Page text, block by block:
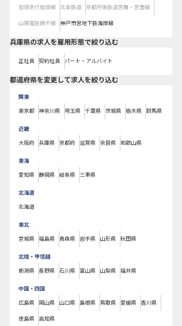
智頭急行智頭線 北条鉄道 京都丹後鉄道宮舞・宮豊線
山陽電鉄網干線 神戸市営地下鉄海岸線
兵庫県の求人を雇用形態で絞り込む
正社員 契約社員 パート・アルバイト
都道府県を変更して求人を絞り込む
関東
東京都 神奈川県 埼玉県 千葉県 茨城県 栃木県 群馬県
近畿
大阪府 兵庫県 京都府 滋賀県 奈良県 和歌山県
東海
愛知県 静岡県 岐阜県 三重県
北海道
北海道
東北
宮城県 福島県 青森県 岩手県 山形県 秋田県
北陸・甲信越
新潟県 長野県 石川県 富山県 山梨県 福井県
中国・四国
広島県 岡山県 山口県 島根県 鳥取県 愛媛県 香川県
徳島県 高知県